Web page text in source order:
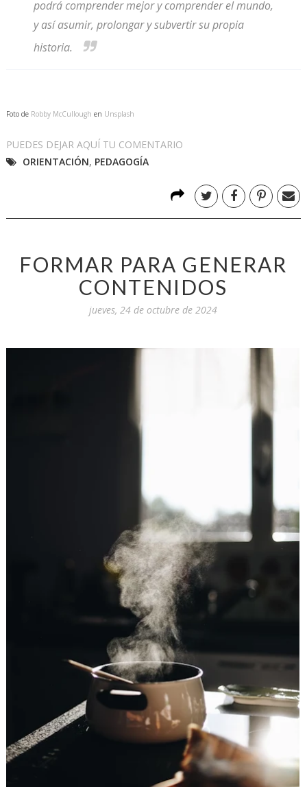
podrá comprender mejor y comprender el mundo,
y así asumir, prolongar y subvertir su propia
historia.
Foto de Robby McCullough en Unsplash
PUEDES DEJAR AQUÍ TU COMENTARIO
ORIENTACIÓN, PEDAGOGÍA
FORMAR PARA GENERAR
CONTENIDOS
jueves, 24 de octubre de 2024